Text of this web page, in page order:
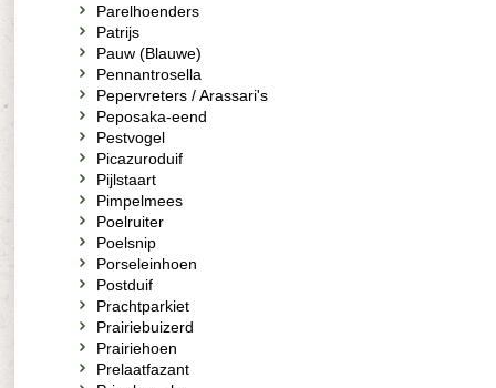
Parelhoenders
Patrijs
Pauw (Blauwe)
Pennantrosella
Pepervreters / Arassari's
Peposaka-eend
Pestvogel
Picazuroduif
Pijlstaart
Pimpelmees
Poelruiter
Poelsnip
Porseleinhoen
Postduif
Prachtparkiet
Prairiebuizerd
Prairiehoen
Prelaatfazant